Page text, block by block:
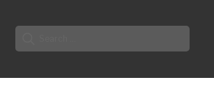
Search
for: